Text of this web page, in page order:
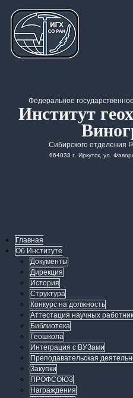
Федеральное
Институт
Сибирского отделения
664033 г. Иркутск, ул.
Главная
Об Институте
Документы
Дирекция
История
Структура
Конкурс на должность
Аттестация научных
Библиотека
Геошкола
Интеграция с ВУЗами
Преподавательская
Закупки
ПРОФСОЮЗ
Награждения